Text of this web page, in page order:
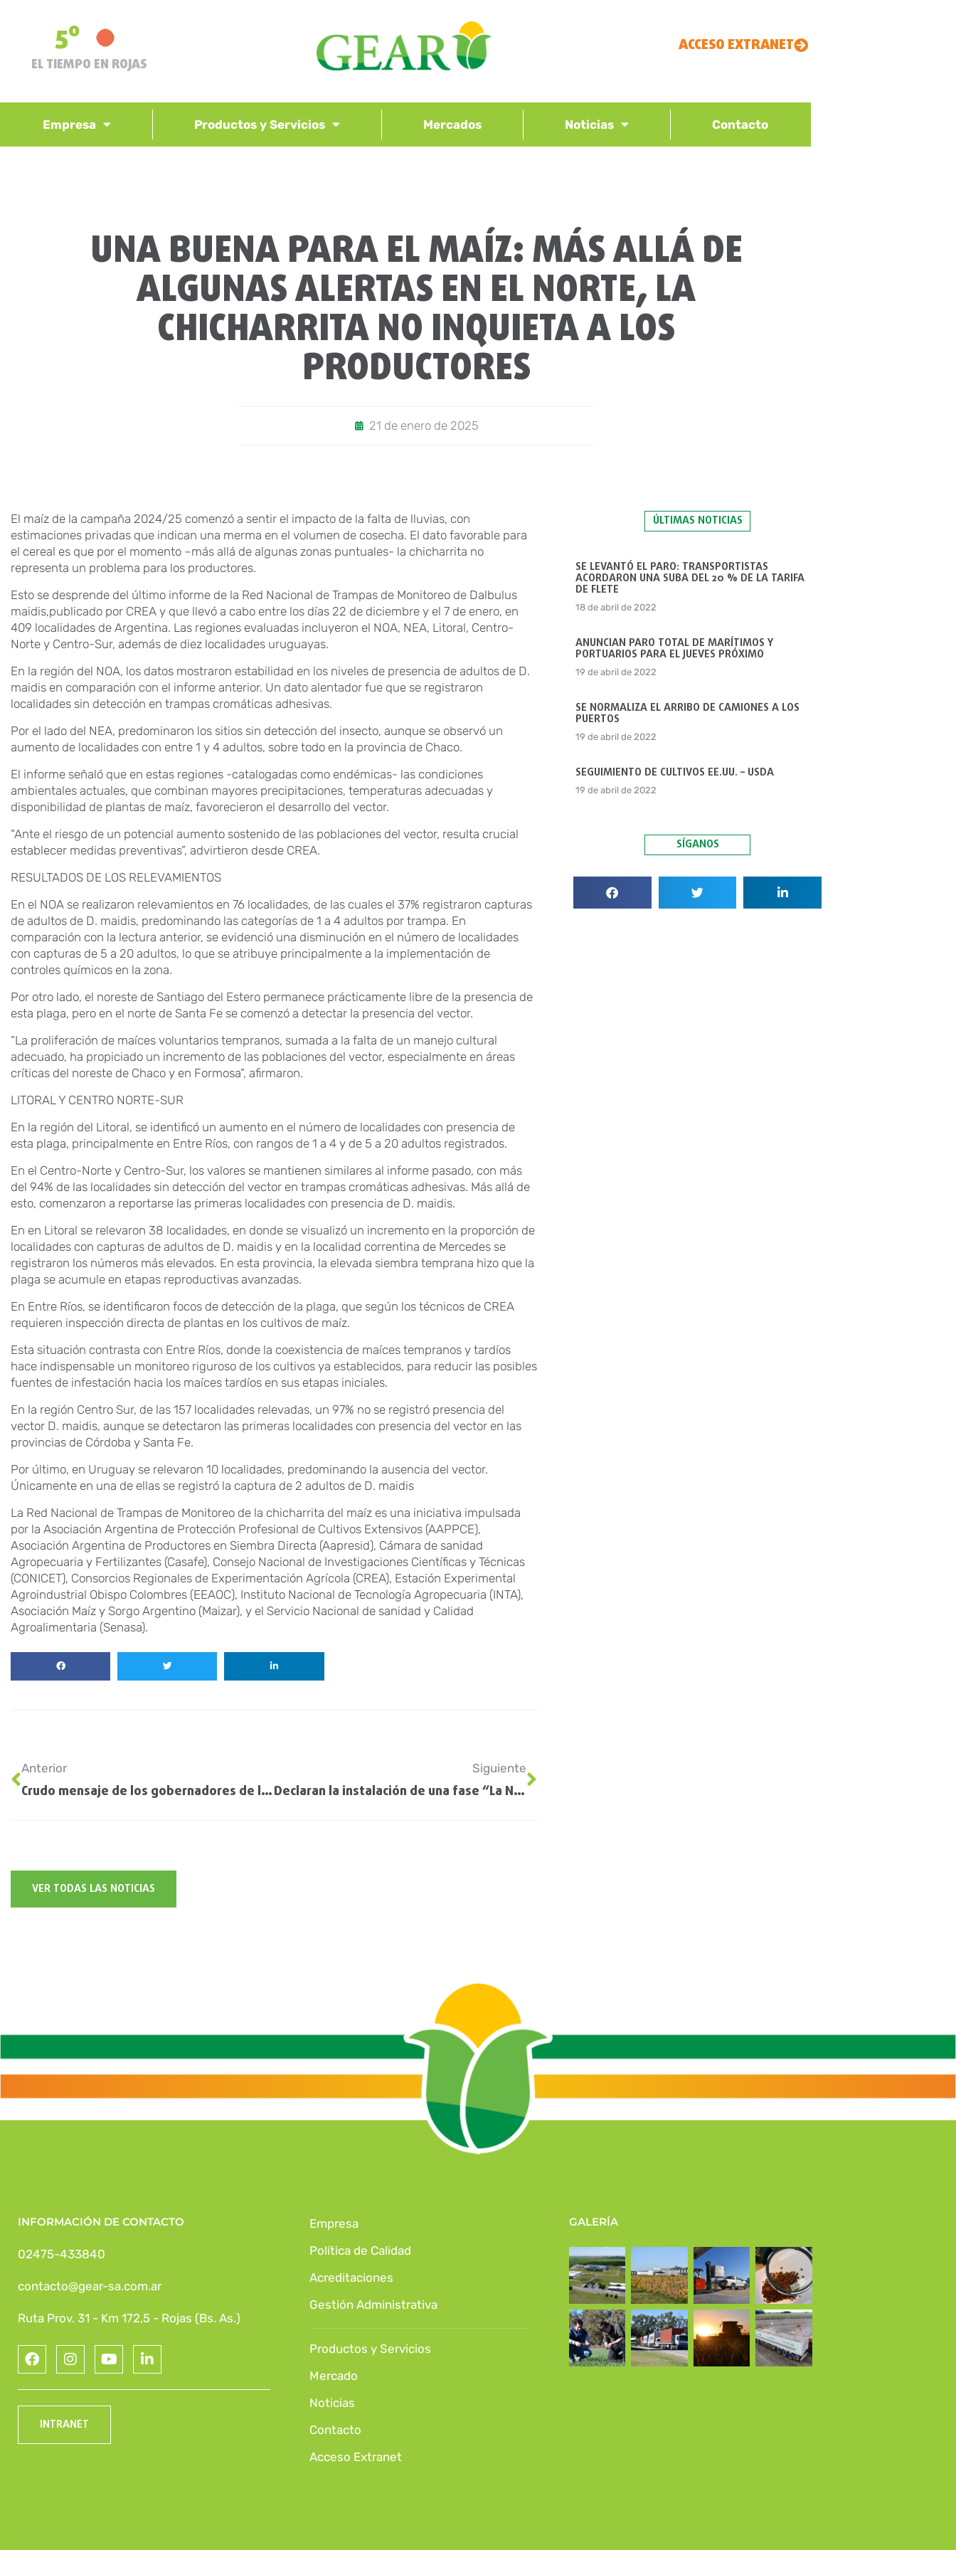
5º
EL TIEMPO EN ROJAS
ACCESO EXTRANET
Empresa Productos y Servicios Mercados Noticias Contacto
UNA BUENA PARA EL MAÍZ: MÁS ALLÁ DE
ALGUNAS ALERTAS EN EL NORTE, LA
CHICHARRITA NO INQUIETA A LOS
PRODUCTORES
21 de enero de 2025
El maíz de la campaña 2024/25 comenzó a sentir el impacto de la falta de lluvias, con
estimaciones privadas que indican una merma en el volumen de cosecha. El dato favorable para
el cereal es que por el momento –más allá de algunas zonas puntuales- la chicharrita no
representa un problema para los productores.
Esto se desprende del último informe de la Red Nacional de Trampas de Monitoreo de Dalbulus
maidis,publicado por CREA y que llevó a cabo entre los días 22 de diciembre y el 7 de enero, en
409 localidades de Argentina. Las regiones evaluadas incluyeron el NOA, NEA, Litoral, Centro-
Norte y Centro-Sur, además de diez localidades uruguayas.
En la región del NOA, los datos mostraron estabilidad en los niveles de presencia de adultos de D.
maidis en comparación con el informe anterior. Un dato alentador fue que se registraron
localidades sin detección en trampas cromáticas adhesivas.
Por el lado del NEA, predominaron los sitios sin detección del insecto, aunque se observó un
aumento de localidades con entre 1 y 4 adultos, sobre todo en la provincia de Chaco.
El informe señaló que en estas regiones -catalogadas como endémicas- las condiciones
ambientales actuales, que combinan mayores precipitaciones, temperaturas adecuadas y
disponibilidad de plantas de maíz, favorecieron el desarrollo del vector.
“Ante el riesgo de un potencial aumento sostenido de las poblaciones del vector, resulta crucial
establecer medidas preventivas”, advirtieron desde CREA.
RESULTADOS DE LOS RELEVAMIENTOS
En el NOA se realizaron relevamientos en 76 localidades, de las cuales el 37% registraron capturas
de adultos de D. maidis, predominando las categorías de 1 a 4 adultos por trampa. En
comparación con la lectura anterior, se evidenció una disminución en el número de localidades
con capturas de 5 a 20 adultos, lo que se atribuye principalmente a la implementación de
controles químicos en la zona.
Por otro lado, el noreste de Santiago del Estero permanece prácticamente libre de la presencia de
esta plaga, pero en el norte de Santa Fe se comenzó a detectar la presencia del vector.
“La proliferación de maíces voluntarios tempranos, sumada a la falta de un manejo cultural
adecuado, ha propiciado un incremento de las poblaciones del vector, especialmente en áreas
críticas del noreste de Chaco y en Formosa”, afirmaron.
LITORAL Y CENTRO NORTE-SUR
En la región del Litoral, se identificó un aumento en el número de localidades con presencia de
esta plaga, principalmente en Entre Ríos, con rangos de 1 a 4 y de 5 a 20 adultos registrados.
En el Centro-Norte y Centro-Sur, los valores se mantienen similares al informe pasado, con más
del 94% de las localidades sin detección del vector en trampas cromáticas adhesivas. Más allá de
esto, comenzaron a reportarse las primeras localidades con presencia de D. maidis.
En en Litoral se relevaron 38 localidades, en donde se visualizó un incremento en la proporción de
localidades con capturas de adultos de D. maidis y en la localidad correntina de Mercedes se
registraron los números más elevados. En esta provincia, la elevada siembra temprana hizo que la
plaga se acumule en etapas reproductivas avanzadas.
En Entre Ríos, se identificaron focos de detección de la plaga, que según los técnicos de CREA
requieren inspección directa de plantas en los cultivos de maíz.
Esta situación contrasta con Entre Ríos, donde la coexistencia de maíces tempranos y tardíos
hace indispensable un monitoreo riguroso de los cultivos ya establecidos, para reducir las posibles
fuentes de infestación hacia los maíces tardíos en sus etapas iniciales.
En la región Centro Sur, de las 157 localidades relevadas, un 97% no se registró presencia del
vector D. maidis, aunque se detectaron las primeras localidades con presencia del vector en las
provincias de Córdoba y Santa Fe.
Por último, en Uruguay se relevaron 10 localidades, predominando la ausencia del vector.
Únicamente en una de ellas se registró la captura de 2 adultos de D. maidis
La Red Nacional de Trampas de Monitoreo de la chicharrita del maíz es una iniciativa impulsada
por la Asociación Argentina de Protección Profesional de Cultivos Extensivos (AAPPCE),
Asociación Argentina de Productores en Siembra Directa (Aapresid), Cámara de sanidad
Agropecuaria y Fertilizantes (Casafe), Consejo Nacional de Investigaciones Científicas y Técnicas
(CONICET), Consorcios Regionales de Experimentación Agrícola (CREA), Estación Experimental
Agroindustrial Obispo Colombres (EEAOC), Instituto Nacional de Tecnología Agropecuaria (INTA),
Asociación Maíz y Sorgo Argentino (Maizar), y el Servicio Nacional de sanidad y Calidad
Agroalimentaria (Senasa).
Anterior
Crudo mensaje de los gobernadores de la Región Centro por las retenciones: “El campo puede colapsar”
Siguiente
Declaran la instalación de una fase “La Niña” que se mantendría al menos durante el primer trimestre del año
VER TODAS LAS NOTICIAS
ÚLTIMAS NOTICIAS
SE LEVANTÓ EL PARO: TRANSPORTISTAS
ACORDARON UNA SUBA DEL 20 % DE LA TARIFA
DE FLETE
18 de abril de 2022
ANUNCIAN PARO TOTAL DE MARÍTIMOS Y
PORTUARIOS PARA EL JUEVES PRÓXIMO
19 de abril de 2022
SE NORMALIZA EL ARRIBO DE CAMIONES A LOS
PUERTOS
19 de abril de 2022
SEGUIMIENTO DE CULTIVOS EE.UU. – USDA
19 de abril de 2022
SÍGANOS
INFORMACIÓN DE CONTACTO
02475-433840
contacto@gear-sa.com.ar
Ruta Prov. 31 - Km 172,5 - Rojas (Bs. As.)
INTRANET
Empresa
Política de Calidad
Acreditaciones
Gestión Administrativa
Productos y Servicios
Mercado
Noticias
Contacto
Acceso Extranet
GALERÍA